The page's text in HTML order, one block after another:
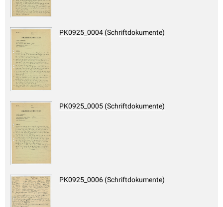
PK0925_0004 (Schriftdokumente)
PK0925_0005 (Schriftdokumente)
PK0925_0006 (Schriftdokumente)